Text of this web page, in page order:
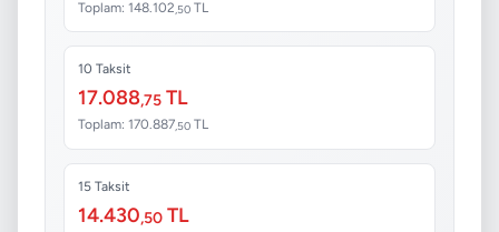
Toplam: 148.102 ,50 TL
10 Taksit
17.088,75 TL
Toplam: 170.887,50 TL
15 Taksit
14.430,50 TL